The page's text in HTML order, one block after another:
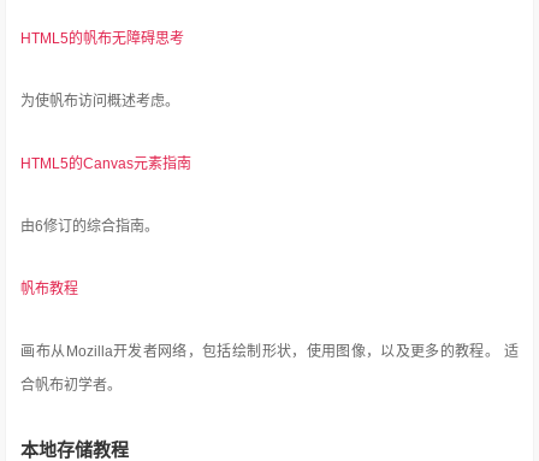
HTML5的帆布无障碍思考
为使帆布访问概述考虑。
HTML5的Canvas元素指南
由6修订的综合指南。
帆布教程
画布从Mozilla开发者网络，包括绘​​制形状，使用图像，以及更多的教程。
适
合帆布初学者。
本地存储教程